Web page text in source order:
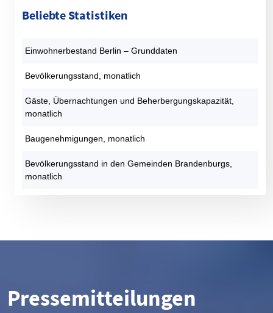
Beliebte Statistiken
Einwohnerbestand Berlin – Grunddaten
Bevölkerungsstand, monatlich
Gäste, Übernachtungen und Beherbergungskapazität,
monatlich
Baugenehmigungen, monatlich
Bevölkerungsstand in den Gemeinden Brandenburgs,
monatlich
Pressemitteilungen